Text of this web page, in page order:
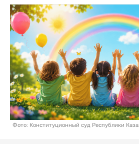
Фото: Конституционный суд Республики